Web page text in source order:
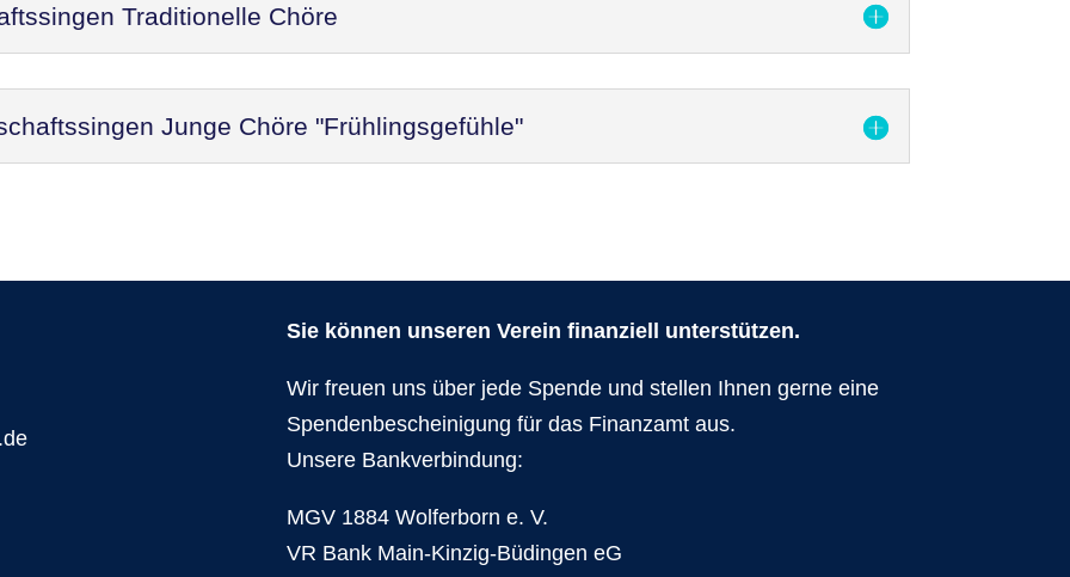
Traditionelle Chöre
Junge Chöre "Frühlingsgefühle"
Sie können unseren Verein finanziell unterstützen.
Wir freuen uns über jede Spende und stellen Ihnen gerne eine
Spendenbescheinigung für das Finanzamt aus.
Unsere Bankverbindung:
MGV 1884 Wolferborn e. V.
VR Bank Main-Kinzig-Büdingen eG